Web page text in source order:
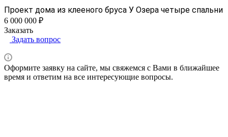
Проект дома из клееного бруса У Озера четыре спальни
6 000 000 ₽
Заказать
Задать вопрос
Оформите заявку на сайте, мы свяжемся с Вами в ближайшее
время и ответим на все интересующие вопросы.